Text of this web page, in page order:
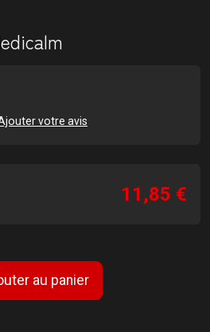
votre avis
11,85 €
au panier